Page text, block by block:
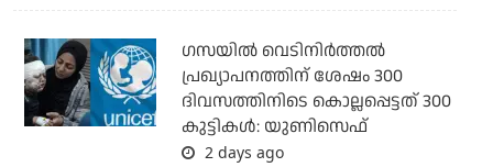
ഗസയില്‍ വെടിനിര്‍ത്തല്‍
പ്രഖ്യാപനത്തിന് ശേഷം 300
ദിവസത്തിനിടെ കൊല്ലപ്പെട്ടത് 300
കുട്ടികള്‍: യുണിസെഫ്
2 days ago